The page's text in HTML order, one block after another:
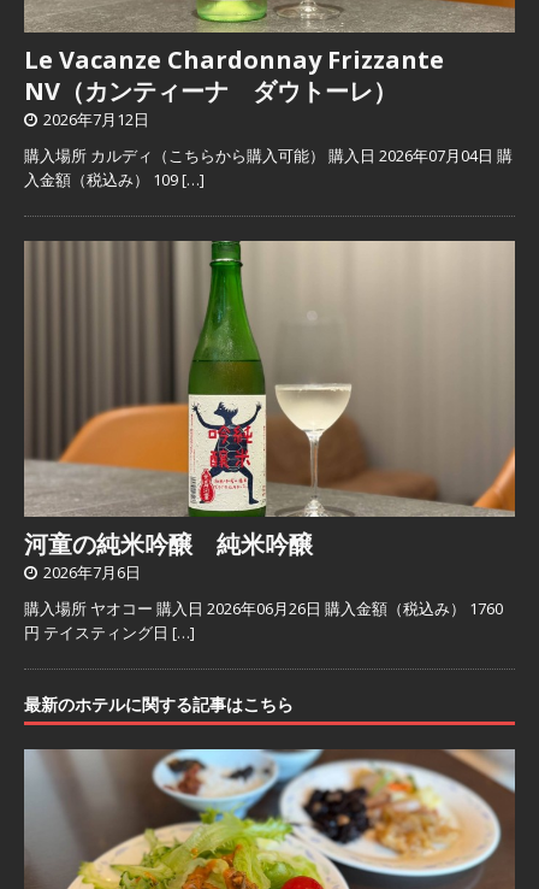
Le Vacanze Chardonnay Frizzante
NV（カンティーナ ダウトーレ）
2026年7月12日
購入場所 カルディ（こちらから購入可能） 購入日 2026年07月04日 購
入金額（税込み） 109[…]
河童の純米吟醸 純米吟醸
2026年7月6日
購入場所 ヤオコー 購入日 2026年06月26日 購入金額（税込み） 1760
円 テイスティング日 […]
最新のホテルに関する記事はこちら